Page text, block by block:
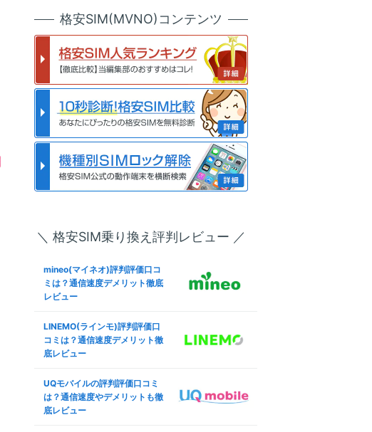
ンク傘下
式サイト 公式サイト
mineo(マイネオ)メールアドレ
ス設定！キャリアメールから変
更も解説
mineo(マイネオ)フリータンク
とは？引き出しルール条件やデ
メリット
mineo(マイネオ)パケットシェ
ア方法は？パケットギフト併用
でお得に
mineo(マイネオ)なら法人契約
Mも徹底解説
mineo(マイネオ)海外で使え
ミング設定も
mineo(マイネオ)の端末安心保
ne保証も
mineo(マイネオ)の契約プラン
のSIMロック解除方法は？SIM
フリー化＆格安SIM(MVNO)で
使う全手順
au版iPhone 13 ProのSIMロッ
ク解除方法は？SIMフリー化＆
格安SIM(MVNO)で使う全手順
SIMフリー版Redmi 9Tで格安S
IM(MVNO)を使えるか調査した
結果
SoftBank版Xperia 10 VのSIM
ロック解除方法は？SIMフリー
SIMフリー版Smartphone for
KW-BL512R16で格安SIM(MV
NO)を使えるか調査した結果
SIMフリー版OPPO Reno5 Aで
査した結果
docomo版iPhone SE (第3世
Mフリー化＆格安SIM(MVNO)
で使う全手順
楽天モバイル版iPhone 12のSI
格安SIM(MVNO)コンテンツ
＼ 格安SIM乗り換え評判レビュー ／
mineo(マイネオ)評判評価口コ
ミは？通信速度デメリット徹底
レビュー
LINEMO(ラインモ)評判評価口
コミは？通信速度デメリット徹
底レビュー
UQモバイルの評判評価口コミ
は？通信速度やデメリットも徹
底レビュー